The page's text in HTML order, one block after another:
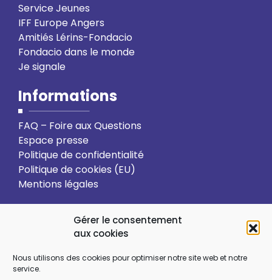
Gérer le consentement
aux cookies
Nous utilisons des cookies pour optimiser notre site web et notre
service.
Service Jeunes
IFF Europe Angers
Amitiés Lérins-Fondacio
Fondacio dans le monde
Je signale
Informations
FAQ – Foire aux Questions
Espace presse
Politique de confidentialité
Politique de cookies (EU)
Mentions légales
Action solidaire Formation